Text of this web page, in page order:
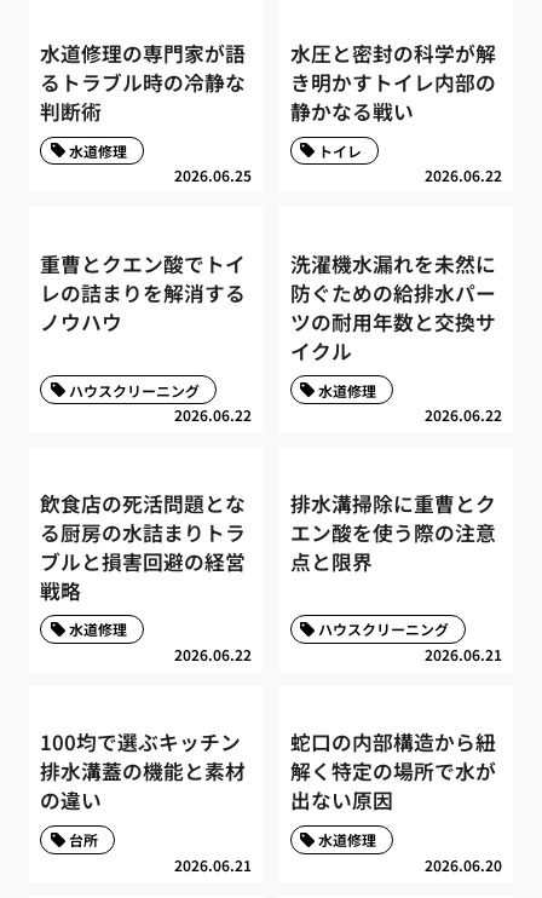
水道修理の専門家が語
るトラブル時の冷静な
判断術
2026.06.25
水道修理
水圧と密封の科学が解
き明かすトイレ内部の
静かなる戦い
2026.06.22
トイレ
重曹とクエン酸でトイ
レの詰まりを解消する
ノウハウ
2026.06.22
ハウスクリーニング
洗濯機水漏れを未然に
防ぐための給排水パー
ツの耐用年数と交換サ
イクル
2026.06.22
水道修理
飲食店の死活問題とな
る厨房の水詰まりトラ
ブルと損害回避の経営
戦略
2026.06.22
水道修理
排水溝掃除に重曹とク
エン酸を使う際の注意
点と限界
2026.06.21
ハウスクリーニング
100均で選ぶキッチン
排水溝蓋の機能と素材
の違い
2026.06.21
台所
蛇口の内部構造から紐
解く特定の場所で水が
出ない原因
2026.06.20
水道修理